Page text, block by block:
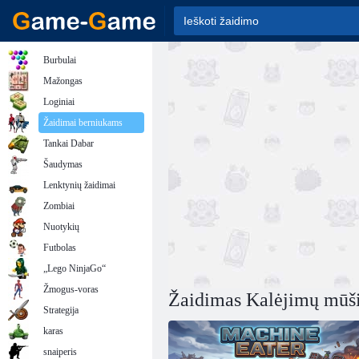
Žaidimas Kalėjimų
Burbulai
Mažongas
Loginiai
Žaidimai berniukams
Tankai Dabar
Šaudymas
Lenktynių žaidimai
Zombiai
Nuotykių
Futbolas
„Lego NinjaGo“
Žmogus-voras
Strategija
karas
snaiperis